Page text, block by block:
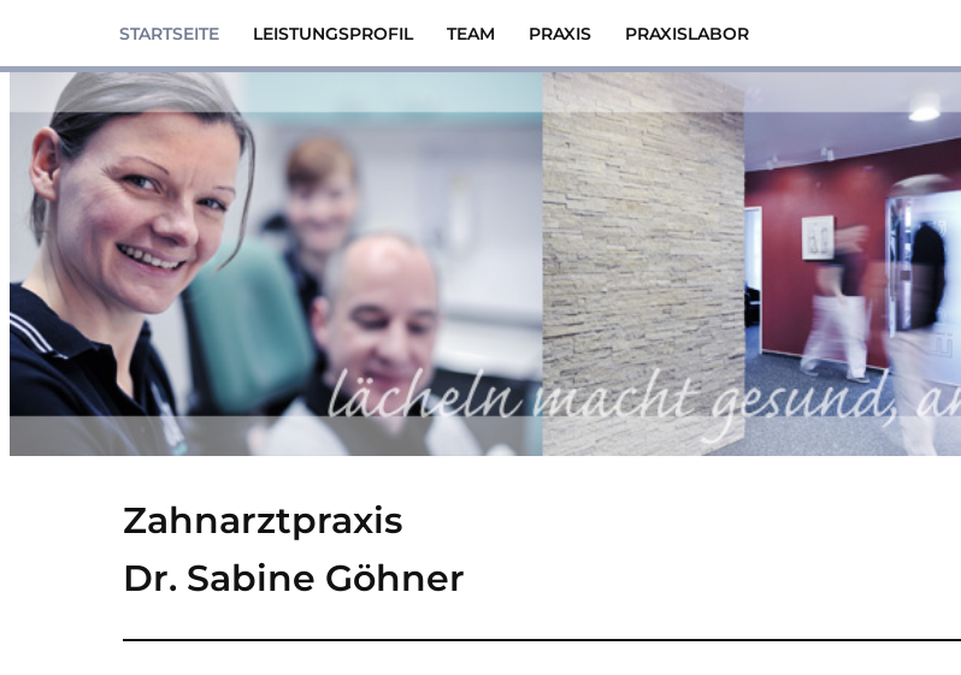
Zum
Inhalt
springen
STARTSEITE LEISTUNGSPROFIL TEAM PRAXIS PRAXISLABOR
Zahnarztpraxis
Dr. Sabine Göhner